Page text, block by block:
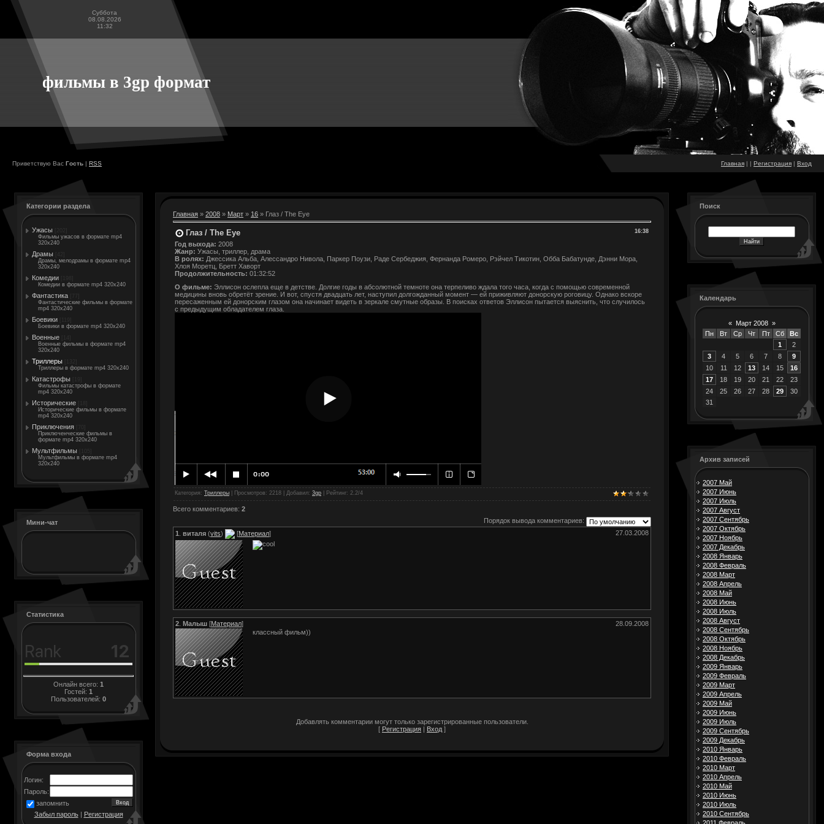
Суббота
08.08.2026
11:32
фильмы в 3gp формат
Приветствую Вас Гость | RSS Главная | | Регистрация | Вход
Категории раздела
Ужасы
Фильмы ужасов в формате mp4
320x240
Драмы
Драмы, мелодрамы в формате mp4
320x240
Комедии
Комедии в формате mp4 320x240
Фантастика
Фантастические фильмы в формате
mp4 320x240
Боевики
Боевики в формате mp4 320x240
Военные
Военные фильмы в формате mp4
320x240
Триллеры
Триллеры в формате mp4 320x240
Катастрофы
Фильмы катастрофы в формате
mp4 320x240
Исторические
Исторические фильмы в формате
mp4 320x240
Приключения
Приключенческие фильмы в
формате mp4 320x240
Мультфильмы
Мультфильмы в формате mp4
320x240
Мини-чат
Статистика
Онлайн всего: 1
Гостей: 1
Пользователей: 0
Форма входа
Логин:
Пароль:
запомнить
Забыл пароль| Регистрация
Главная » 2008 » Март » 16 » Глаз / The Eye
16:38
Глаз / The Eye
Год выхода: 2008
Жанр: Ужасы, триллер, драма
В ролях: Джессика Альба, Алессандро Нивола, Паркер Поузи, Раде Сербеджия, Фернанда Ромеро, Рэйчел Тикотин, Обба Бабатунде, Дэнни Мора,
Хлоя Моретц, Бретт Хаворт
Продолжительность: 01:32:52
О фильме: Эллисон ослепла еще в детстве. Долгие годы в абсолютной темноте она терпеливо ждала того часа, когда с помощью современной
медицины вновь обретёт зрение. И вот, спустя двадцать лет, наступил долгожданный момент — ей приживляют донорскую роговицу. Однако вскоре
пересаженным ей донорским глазом она начинает видеть в зеркале смутные образы. В поисках ответов Эллисон пытается выяснить, что случилось
с предыдущим обладателем глаза.
Категория : Триллеры Просмотров: 2218 | Добавил: 3gp Рейтинг: 2.2/4
Всего комментариев: 2
Порядок вывода комментариев:
27.03.2008
1 виталя (vits) [Материал]
28.09.2008
2 Малыш [Материал]
классный фильм))
Добавлять комментарии могут только зарегистрированные пользователи.
[ Регистрация | Вход ]
Поиск
Календарь
« Март 2008 »
Пн
Вт Ср Чт Пт Сб
Вс
1
2
3
4 5 6 7 8
9
10
11 12 13 14 15
16
17
18 19 20 21 22
23
24
25 26 27 28 29
30
31
Архив записей
2007 Май
2007 Июнь
2007 Июль
2007 Август
2007 Сентябрь
2007 Октябрь
2007 Ноябрь
2007 Декабрь
2008 Январь
2008 Февраль
2008 Март
2008 Апрель
2008 Май
2008 Июнь
2008 Июль
2008 Август
2008 Сентябрь
2008 Октябрь
2008 Ноябрь
2008 Декабрь
2009 Январь
2009 Февраль
2009 Март
2009 Апрель
2009 Май
2009 Июнь
2009 Июль
2009 Сентябрь
2009 Декабрь
2010 Январь
2010 Февраль
2010 Март
2010 Апрель
2010 Май
2010 Июнь
2010 Июль
2010 Сентябрь